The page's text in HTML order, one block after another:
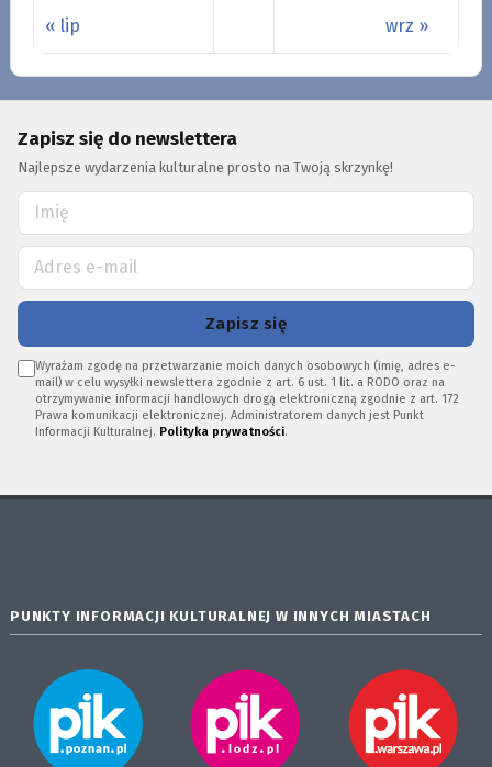
« lip wrz »
Zapisz się do newslettera
Najlepsze wydarzenia kulturalne prosto na Twoją skrzynkę!
Zapisz się
Wyrażam zgodę na przetwarzanie moich danych osobowych (imię, adres e-
mail) w celu wysyłki newslettera zgodnie z art. 6 ust. 1 lit. a RODO oraz na
otrzymywanie informacji handlowych drogą elektroniczną zgodnie z art. 172
Prawa komunikacji elektronicznej. Administratorem danych jest Punkt
Informacji Kulturalnej. Polityka prywatności.
PUNKTY INFORMACJI KULTURALNEJ W INNYCH MIASTACH